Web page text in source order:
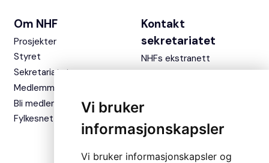
Vi bruker
informasjonskapsler
Vi bruker informasjonskapsler og
Om NHF
Prosjekter
Styret
Sekretariatet
Medlemmer
Bli medlem
Fylkesnettverket
Kontakt
sekretariatet
NHFs ekstranett